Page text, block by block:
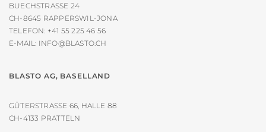
BUECHSTRASSE 24
CH-8645 RAPPERSWIL-JONA
TELEFON: +41 55 225 46 56
E-MAIL: INFO@BLASTO.CH
BLASTO AG, BASELLAND
GÜTERSTRASSE 66, HALLE 88
CH-4133 PRATTELN